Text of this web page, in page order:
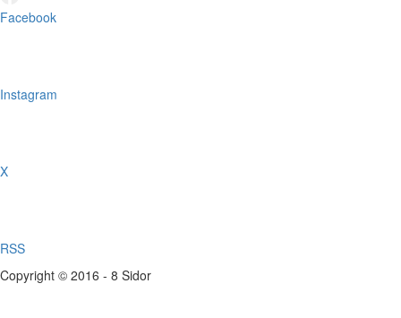
Facebook
Instagram
X
RSS
Copyright © 2016 - 8 Sidor